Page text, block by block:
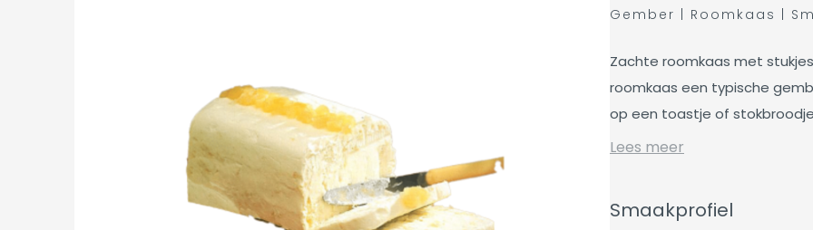
Gember | Roomkaas |
Zachte roomkaas met
roomkaas een typische
op een toastje of
Lees meer
Smaakprofiel